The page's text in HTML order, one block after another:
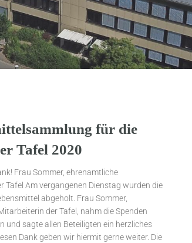
für die
Tafel 2020
Frau Sommer, ehrenamtliche
Tafel Am vergangenen Dienstag wurden die
abgeholt. Frau Sommer,
der Tafel, nahm die Spenden
und sagte allen Beteiligten ein herzliches
Dank geben wir hiermit gerne weiter. Die